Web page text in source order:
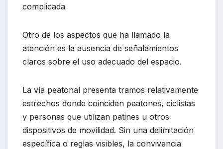
complicada
Otro de los aspectos que ha llamado la
atención es la ausencia de señalamientos
claros sobre el uso adecuado del espacio.
La vía peatonal presenta tramos relativamente
estrechos donde coinciden peatones, ciclistas
y personas que utilizan patines u otros
dispositivos de movilidad. Sin una delimitación
específica o reglas visibles, la convivencia